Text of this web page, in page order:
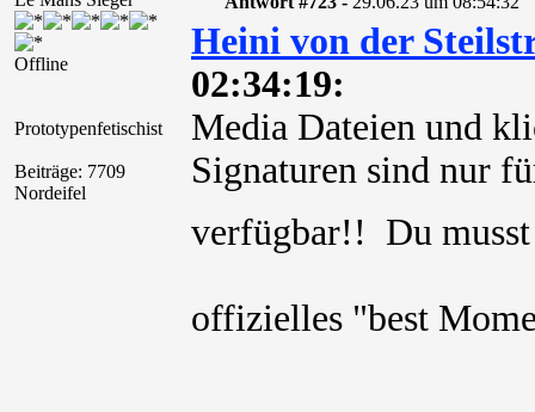
Offline
Prototypenfetischist
Beiträge: 7709
Nordeifel
Heini von der
02:34:19:
Media Dateien und
Signaturen sind nur
verfügbar!! Du
offizielles "best